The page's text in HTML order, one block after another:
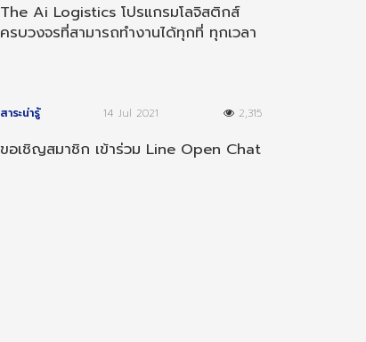
The Ai Logistics โปรแกรมโลจิสติกส์
ครบวงจรที่สามารถทำงานได้ทุกที่ ทุกเวลา
สาระน่ารู้ 14 Jul 2021 2,315
ขอเชิญสมาชิก เข้าร่วม Line Open Chat